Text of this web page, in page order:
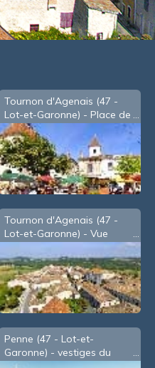
Tournon d'Agenais (47 -
Lot-et-Garonne) - Place de
la Mairie
Tournon d'Agenais (47 -
Lot-et-Garonne) - Vue
Penne (47 - Lot-et-
Garonne) - vestiges du